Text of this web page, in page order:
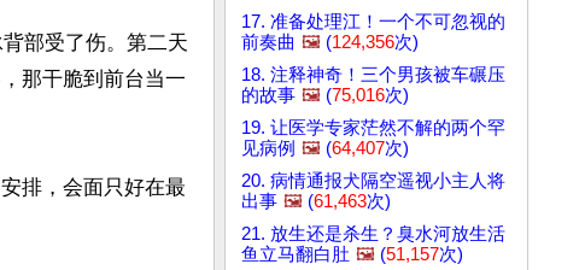
部受了伤。第二天
那干脆到前台当一
排，会面只好在最
17. 准备处理江！一个不可忽视的
前奏曲 🖼️ (124,356次)
18. 注释神奇！三个男孩被车碾压
的故事 🖼️ (75,016次)
19. 让医学专家茫然不解的两个罕
见病例 🖼️ (64,407次)
20. 病情通报犬隔空遥视小主人将
出事 🖼️ (61,463次)
21. 放生还是杀生？臭水河放生活
鱼立马翻白肚 🖼️ (51,157次)